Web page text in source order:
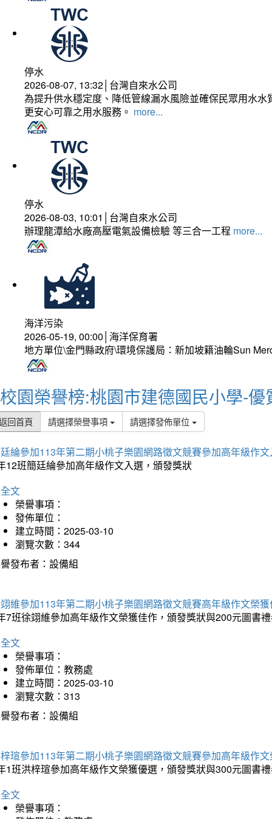
停水
2026-08-07, 13:32│台灣自來水公司
為提升供水穩定度、降低管線漏水風險並確保民眾用水
更安心可靠之用水服務。 more...
停水
2026-08-03, 10:01│台灣自來水公司
辦理龍潭給水廠高壓電氣設備檢驗 等三合一工程 more...
海洋污染
2026-05-19, 00:00│海洋保育署
地方單位\金門縣政府\環境保護局：新加坡籍油輪Sun
校園榮譽榜:桃園市建德國民小學-優
回首頁 請選擇榮譽事項 請選擇發佈單位
綸參加113年第二期小桃子樂園網路徵文競賽參加高年級作
12班簡廷綸參加高年級作文入選，頒發獎狀
文
榮譽事項：
發佈單位：
建立時間：2025-03-10
瀏覽次數：344
發布者：設備組
維參加113年第二期小桃子樂園網路徵文競賽高年級作文榮
7班徐翊維參加高年級作文榮獲佳作，頒發獎狀與200元圖書
文
榮譽事項：
發佈單位：教務處
建立時間：2025-03-10
瀏覽次數：313
發布者：設備組
瑄參加113年第二期小桃子樂園網路徵文競賽參加高年級作
1班洪梓瑄參加高年級作文榮獲優選，頒發獎狀與300元圖書
文
榮譽事項：